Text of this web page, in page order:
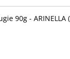
90g - ARINELLA